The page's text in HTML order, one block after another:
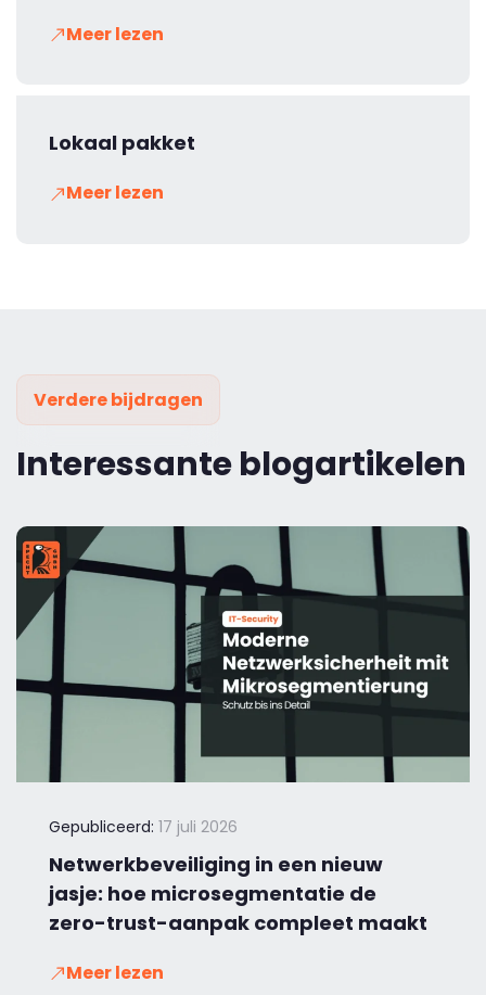
Meer lezen
Lokaal pakket
Meer lezen
Verdere bijdragen
Interessante blogartikelen
Gepubliceerd: 17 juli 2026
Netwerkbeveiliging in een nieuw
jasje: hoe microsegmentatie de
zero-trust-aanpak compleet maakt
Meer lezen